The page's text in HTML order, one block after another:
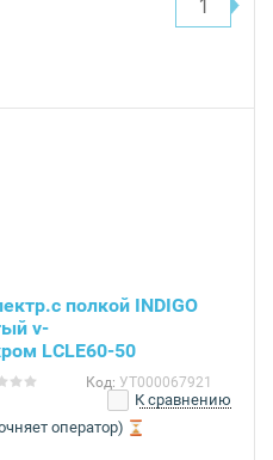
полкой INDIGO
v-
LСLE60-50
Код: УТ000067921
К сравнению
оператор)